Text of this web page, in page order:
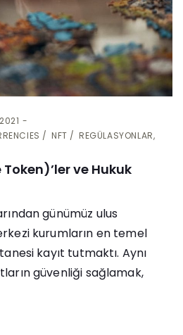
NFT
REGÜLASYONLAR,
ve Hukuk
günümüz ulus
kurumların en temel
kayıt tutmaktı. Aynı
güvenliği sağlamak,